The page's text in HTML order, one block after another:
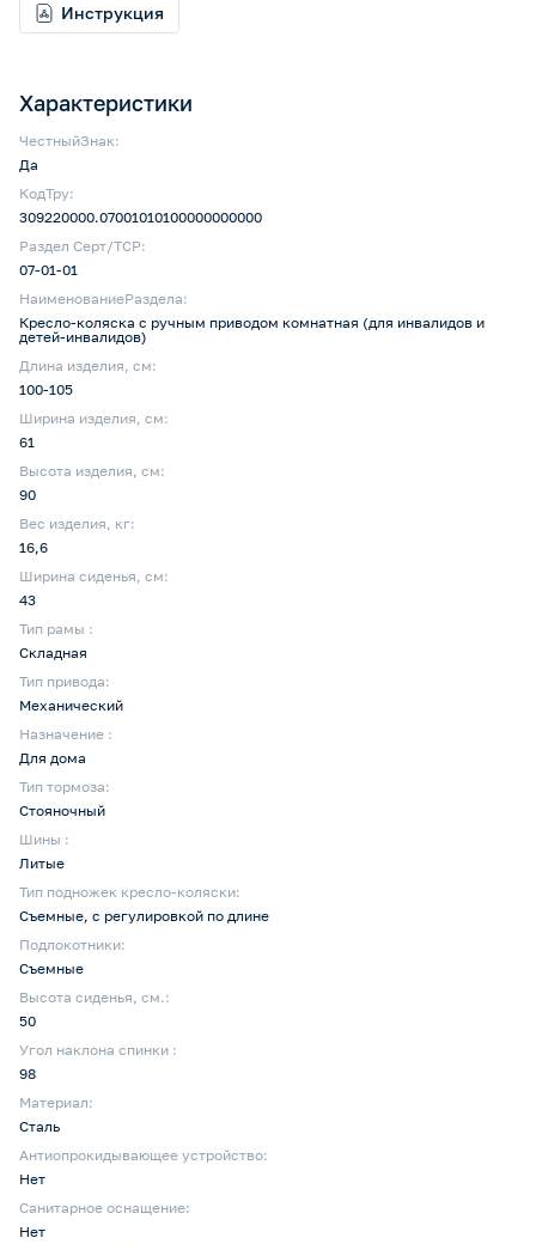
Характеристики
ЧестныйЗнак:
Да
КодТру:
309220000.07001010100000000000
Раздел Серт/ТСР:
07-01-01
НаименованиеРаздела:
Кресло-коляска с ручным приводом комнатная (для инвалидов и
детей-инвалидов)
Длина изделия, см:
100-105
Ширина изделия, см:
61
Высота изделия, см:
90
Вес изделия, кг:
16,6
Ширина сиденья, см:
43
Тип рамы :
Складная
Тип привода:
Механический
Назначение :
Для дома
Тип тормоза:
Стояночный
Шины :
Литые
Тип подножек кресло-коляски:
Съемные, с регулировкой по длине
Подлокотники:
Съемные
Высота сиденья, см.:
50
Угол наклона спинки :
98
Материал:
Сталь
Антиопрокидывающее устройство:
Нет
Санитарное оснащение:
Нет
Инструкция